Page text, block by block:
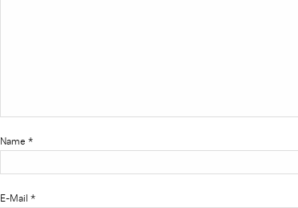
Name *
E-Mail *